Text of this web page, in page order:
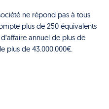
ne répond pas à tous
plus de 250 équivalents
annuel de plus de
plus de 43.000.000€.